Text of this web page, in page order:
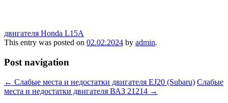
двигателя Honda L15A
This entry was posted on 02.02.2024 by admin.
Post navigation
← Слабые места и недостатки двигателя EJ20 (Subaru) Слабые
места и недостатки двигателя ВАЗ 21214 →